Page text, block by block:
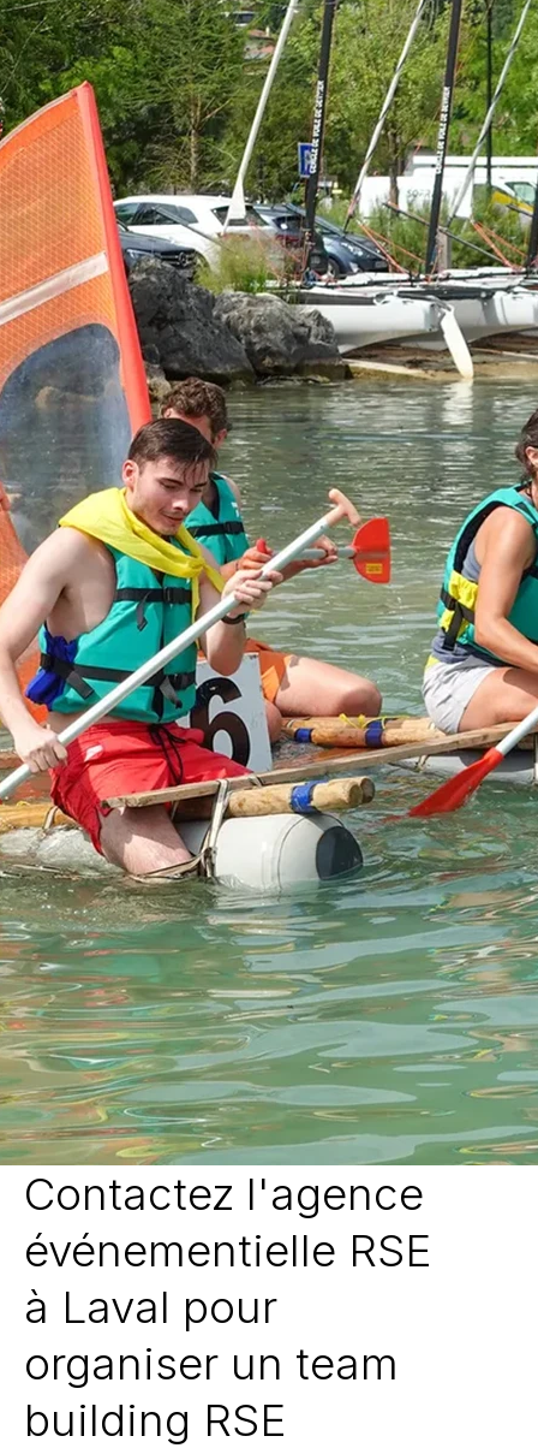
Contactez l'agence
événementielle RSE
à Laval pour
organiser un team
building RSE